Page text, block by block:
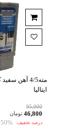
ایتالیا
95,000
46,800 تومان
درصد تخفیف: 50%